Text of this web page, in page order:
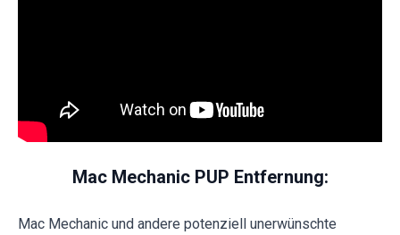
Mac Mechanic PUP Entfernung:
Mac Mechanic und andere potenziell unerwünschte